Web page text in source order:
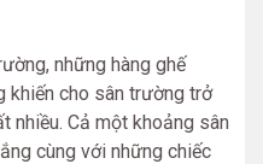
những hàng ghế
khiến cho sân trường trở
nhiều. Cả một khoảng sân
cùng với những chiếc